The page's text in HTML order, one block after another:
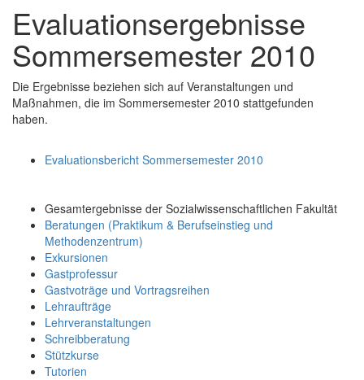
Evaluationsergebnisse
Sommersemester 2010
Die Ergebnisse beziehen sich auf Veranstaltungen und
Maßnahmen, die im Sommersemester 2010 stattgefunden
haben.
Evaluationsbericht Sommersemester 2010
Gesamtergebnisse der Sozialwissenschaftlichen Fakultät
Beratungen (Praktikum & Berufseinstieg und
Methodenzentrum)
Exkursionen
Gastprofessur
Gastvoträge und Vortragsreihen
Lehraufträge
Lehrveranstaltungen
Schreibberatung
Stützkurse
Tutorien